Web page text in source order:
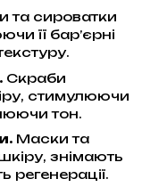
та сироватки
її бар’єрні
Скраби
стимулюючи
тон.
Маски та
знімають
регенерації.